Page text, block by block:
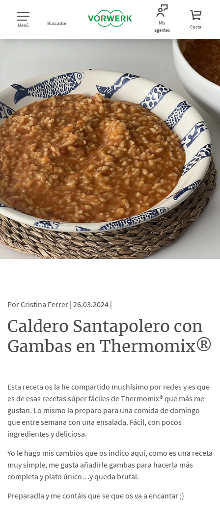
Menú Buscador
Mis
agentes
Cesta
Por Cristina Ferrer | 26.03.2024 |
Caldero Santapolero con
Gambas en Thermomix®
Esta receta os la he compartido muchísimo por redes y es que
es de esas recetas súper fáciles de Thermomix® que más me
gustan. Lo mismo la preparo para una comida de domingo
que entre semana con una ensalada. Fácil, con pocos
ingredientes y deliciosa.
Yo le hago mis cambios que os indico aquí, como es una receta
muy simple, me gusta añadirle gambas para hacerla más
completa y plato único…y queda brutal.
Preparadla y me contáis que se que os va a encantar ;)